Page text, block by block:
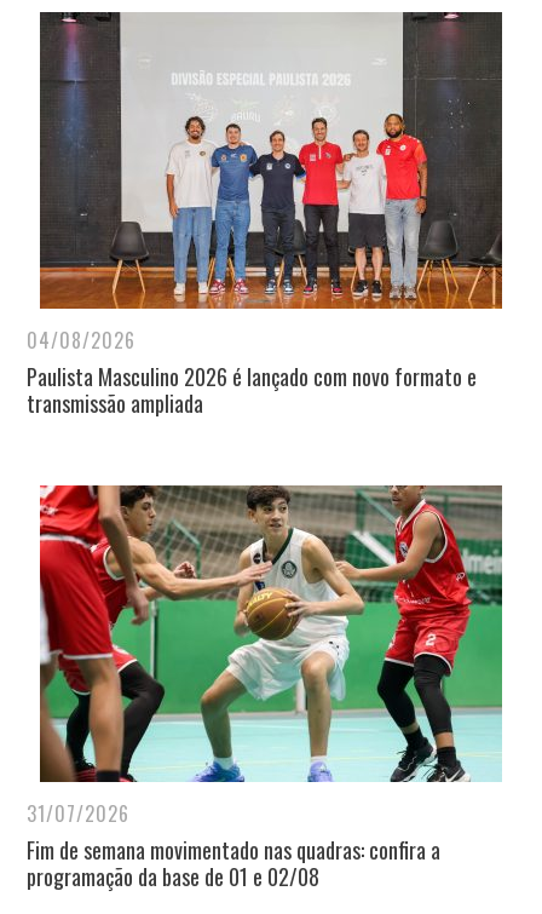
04/08/2026
Paulista Masculino 2026 é lançado com novo formato e
transmissão ampliada
31/07/2026
Fim de semana movimentado nas quadras: confira a
programação da base de 01 e 02/08